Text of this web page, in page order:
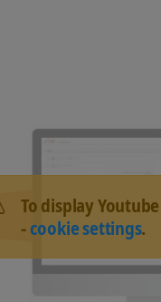
To display
-cookie settings.